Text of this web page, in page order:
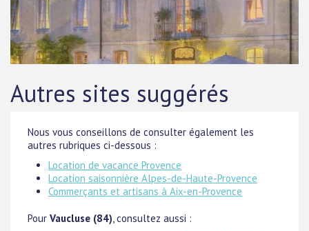
Autres sites suggérés
Nous vous conseillons de consulter également les
autres rubriques ci-dessous :
Location de vacance Provence
Location saisonnière Alpes-de-Haute-Provence
Commerçants et artisans à Aix-en-Provence
Pour Vaucluse (84), consultez aussi :